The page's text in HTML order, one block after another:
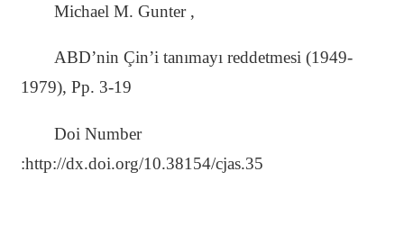
Michael M. Gunter ,
ABD’nin Çin’i tanımayı reddetmesi (1949-
1979), Pp. 3-19
Doi Number
:http://dx.doi.org/10.38154/cjas.35